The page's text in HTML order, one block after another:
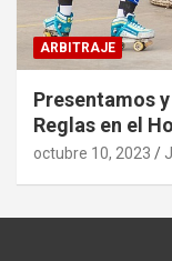
ARBITRAJE
Presentamos
Reglas en el
octubre 10, 2023